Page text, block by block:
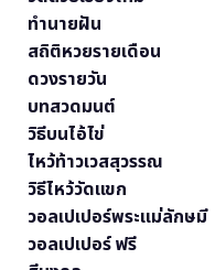
ทำนายฝัน
สถิติหวยรายเดือน
ดวงรายวัน
บทสวดมนต์
วิธีบนไอ้ไข่
ไหว้ท้าวเวสสุวรรณ
วิธีไหว้วัดแขก
วอลเปเปอร์พระแม่ลักษมี
วอลเปเปอร์ ฟรี